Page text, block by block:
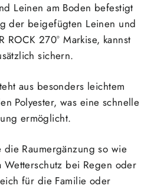
Leinen am Boden befestigt
der beigefügten Leinen und
ROCK 270° Markise, kannst
sichern.
aus besonders leichtem
Polyester, was eine schnelle
ermöglicht.
Raumergänzung so wie
Wetterschutz bei Regen oder
für die Familie oder